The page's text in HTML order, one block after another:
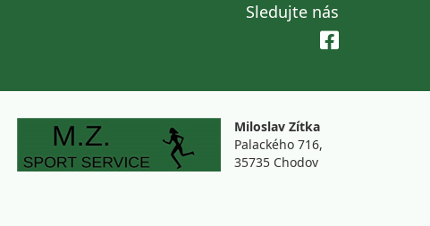
Sledujte nás
Miloslav Zítka
Palackého 716,
35735 Chodov